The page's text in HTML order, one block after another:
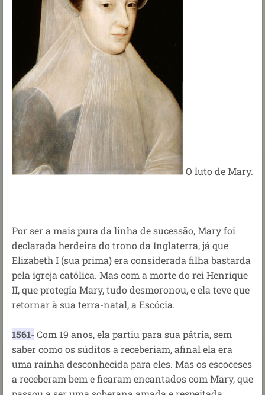
O luto de Mary.
Por ser a mais pura da linha de sucessão, Mary foi
declarada herdeira do trono da Inglaterra, já que
Elizabeth I (sua prima) era considerada filha bastarda
pela igreja católica. Mas com a morte do rei Henrique
II, que protegia Mary, tudo desmoronou, e ela teve que
retornar à sua terra-natal, a Escócia.
1561- Com 19 anos, ela partiu para sua pátria, sem
saber como os súditos a receberiam, afinal ela era
uma rainha desconhecida para eles. Mas os escoceses
a receberam bem e ficaram encantados com Mary, que